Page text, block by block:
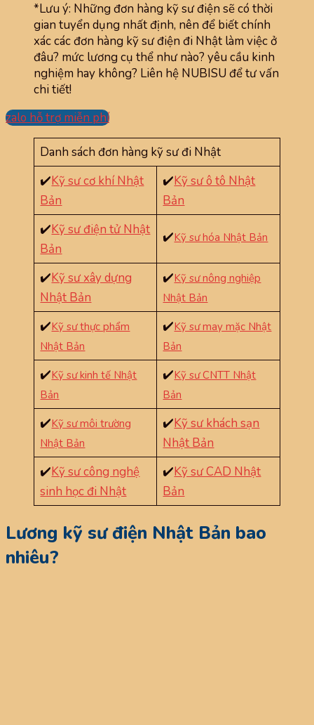
*Lưu ý: Những đơn hàng kỹ sư điện sẽ có thời
gian tuyển dụng nhất định, nên để biết chính
xác các đơn hàng kỹ sư điện đi Nhật làm việc ở
đâu? mức lương cụ thể như nào? yêu cầu kinh
nghiệm hay không? Liên hệ NUBISU để tư vấn
chi tiết!
zalo hỗ trợ miễn phí
Danh sách đơn hàng kỹ sư đi Nhật
✔️Kỹ sư cơ khí Nhật
Bản
✔️Kỹ sư ô tô Nhật
Bản
✔️Kỹ sư điện tử Nhật
Bản
✔️Kỹ sư hóa Nhật Bản
✔️Kỹ sư xây dựng
Nhật Bản
✔️Kỹ sư nông nghiệp
Nhật Bản
✔️Kỹ sư thực phẩm
Nhật Bản
✔️Kỹ sư may mặc Nhật
Bản
✔️Kỹ sư kinh tế Nhật
Bản
✔️Kỹ sư CNTT Nhật
Bản
✔️Kỹ sư môi trường
Nhật Bản
✔️Kỹ sư khách sạn
Nhật Bản
✔️Kỹ sư công nghệ
sinh học đi Nhật
✔️Kỹ sư CAD Nhật
Bản
Lương kỹ sư điện Nhật Bản bao
nhiêu?